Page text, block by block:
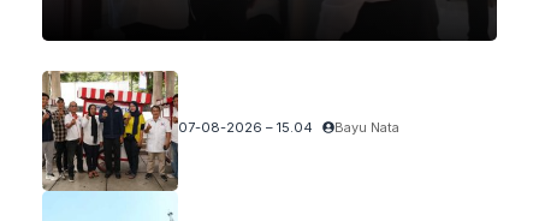
07-08-2026 – 15.04 Bayu Nata